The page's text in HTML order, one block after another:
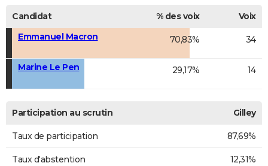
Bricolage
Culture
Television
Voyage
Candidat % des voix
Voix
Emmanuel Macron
70,83% 34
Marine Le Pen 29,17% 14
Participation au scrutin Gilley
Taux de participation 87,69%
Taux d'abstention 12,31%